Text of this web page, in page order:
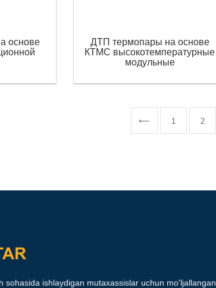
основе
ДТП термопары на основе
КТМС высокотемпературные
модульные
⟵ 1 2
sohasida ishlaydigan mutaxassislar uchun mo'ljallangan